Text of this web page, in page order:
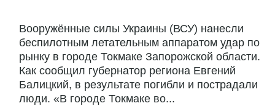
Вооружённые силы Украины (ВСУ) нанесли
беспилотным летательным аппаратом удар по
рынку в городе Токмаке Запорожской области.
Как сообщил губернатор региона Евгений
Балицкий, в результате погибли и пострадали
люди. «В городе Токмаке во...